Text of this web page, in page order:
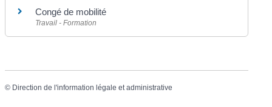
Congé de mobilité
Travail - Formation
© Direction de l'information légale et administrative